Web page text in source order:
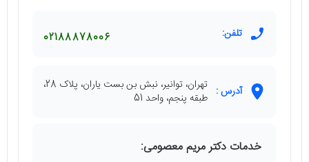
تلفن: 02188878006
آدرس :
تهران، توانیر، نبش بن بست یاران، پلاک 28،
طبقه پنجم، واحد 51
خدمات دکتر مریم معصومی: